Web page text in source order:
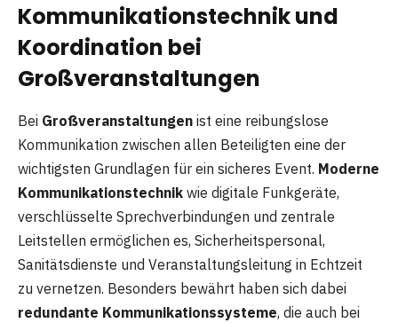
Kommunikationstechnik und
Koordination bei
Großveranstaltungen
Bei Großveranstaltungen ist eine reibungslose
Kommunikation zwischen allen Beteiligten eine der
wichtigsten Grundlagen für ein sicheres Event. Moderne
Kommunikationstechnik wie digitale Funkgeräte,
verschlüsselte Sprechverbindungen und zentrale
Leitstellen ermöglichen es, Sicherheitspersonal,
Sanitätsdienste und Veranstaltungsleitung in Echtzeit
zu vernetzen. Besonders bewährt haben sich dabei
redundante Kommunikationssysteme, die auch bei